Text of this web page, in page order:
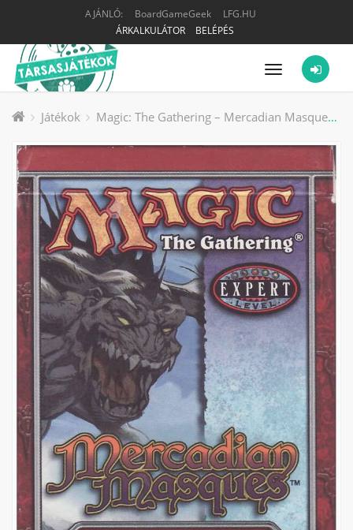
AJÁNLÓ: BoardGameGeek
LFG.HU
ÁRKALKULÁTOR
BELÉPÉS
Menü
Játékok Magic: The Gathering – Mercadian Masques társasjáték kiegészítő